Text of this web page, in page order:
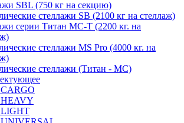
SBL (750 кг на секцию)
стеллажи SB (2100 кг на стеллаж)
серии Титан МС-Т (2200 кг. на
стеллажи MS Pro (4000 кг. на
стеллажи (Титан - МС)